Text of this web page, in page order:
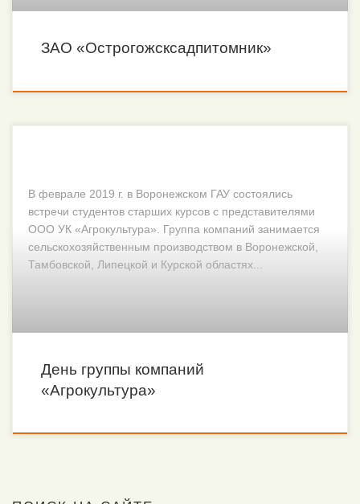
ЗАО «Острогожсксадпитомник»
В феврале 2019 г. в Воронежском ГАУ состоялись
встречи студентов старших курсов с представителями
ООО УК «Агрокультура». Группа компаний занимается
сельскохозяйственным производством в Воронежской,
Тамбовской, Липецкой и Курской областях...
День группы компаний
«Агрокультура»